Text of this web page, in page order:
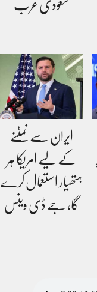
سعودی عرب
ایران سے نمٹنے
کے لیے امریکا ہر
ہتھیار استعمال کرے
گا، جے ڈی وینس